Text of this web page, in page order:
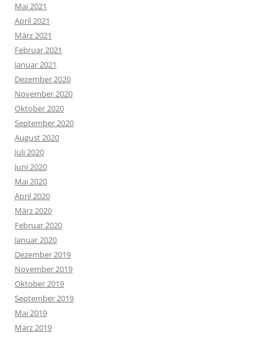
Mai 2021
April 2021
März 2021
Februar 2021
Januar 2021
Dezember 2020
November 2020
Oktober 2020
September 2020
August 2020
Juli 2020
Juni 2020
Mai 2020
April 2020
März 2020
Februar 2020
Januar 2020
Dezember 2019
November 2019
Oktober 2019
September 2019
Mai 2019
März 2019